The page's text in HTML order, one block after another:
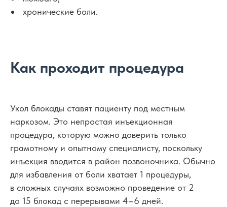
хронические боли.
Как проходит процедура
Укол блокады ставят пациенту под местным
наркозом. Это непростая инъекционная
процедура, которую можно доверить только
грамотному и опытному специалисту, поскольку
инъекция вводится в район позвоночника. Обычно
для избавления от боли хватает 1 процедуры,
в сложных случаях возможно проведение от 2
до 15 блокад с перерывами 4–6 дней.